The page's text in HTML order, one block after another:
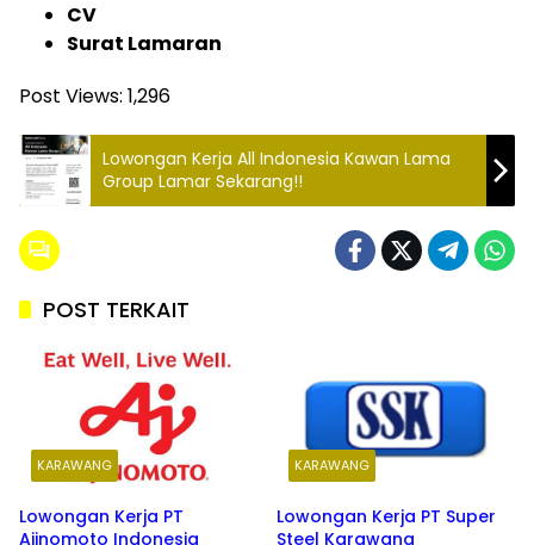
CV
Surat Lamaran
Post Views: 1,296
Lowongan Kerja All Indonesia Kawan Lama
Group Lamar Sekarang!!
POST TERKAIT
KARAWANG
Lowongan Kerja PT
Ajinomoto Indonesia
KARAWANG
Lowongan Kerja PT Super
Steel Karawang